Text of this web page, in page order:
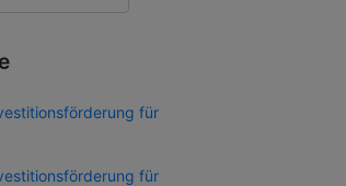
für
für